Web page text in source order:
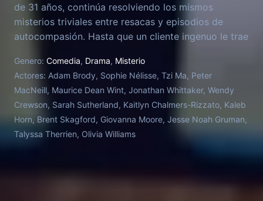
de 31 años, continúa resolviendo los mismos
misterios triviales entre resacas y episodios de
autocompasión. Hasta que un cliente ingenuo le trae
brutalmente a su novio.
Genero: Comedia, Drama, Misterio
Actores: Adam Brody, Sophie Nélisse, Tzi Ma, Peter
MacNeill, Maurice Dean Wint, Jonathan Whittaker, Wendy
Crewson, Sarah Sutherland, Kaitlyn Chalmers-Rizzato, Kaleb
Horn, Brent Skagford, Giovanna Moore, Jesse Noah Gruman,
Talyssa Therrien, Olivia Williams